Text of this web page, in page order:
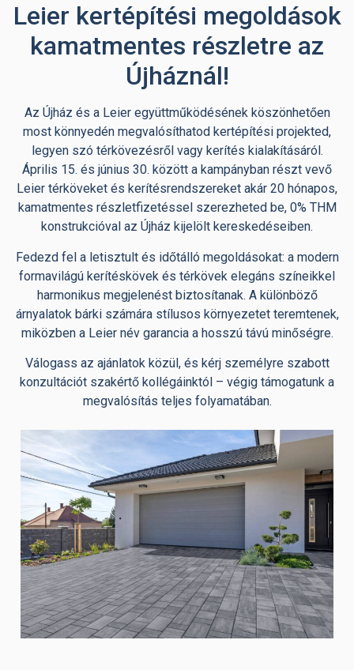
Leier kertépítési megoldások
kamatmentes részletre az
Újháznál!
Az Újház és a Leier együttműködésének köszönhetően
most könnyedén megvalósíthatod kertépítési projekted,
legyen szó térkövezésről vagy kerítés kialakításáról.
Április 15. és június 30. között a kampányban részt vevő
Leier térköveket és kerítésrendszereket akár 20 hónapos,
kamatmentes részletfizetéssel szerezheted be, 0% THM
konstrukcióval az Újház kijelölt kereskedéseiben.
Fedezd fel a letisztult és időtálló megoldásokat: a modern
formavilágú kerítéskövek és térkövek elegáns színeikkel
harmonikus megjelenést biztosítanak. A különböző
árnyalatok bárki számára stílusos környezetet teremtenek,
miközben a Leier név garancia a hosszú távú minőségre.
Válogass az ajánlatok közül, és kérj személyre szabott
konzultációt szakértő kollégáinktól – végig támogatunk a
megvalósítás teljes folyamatában.